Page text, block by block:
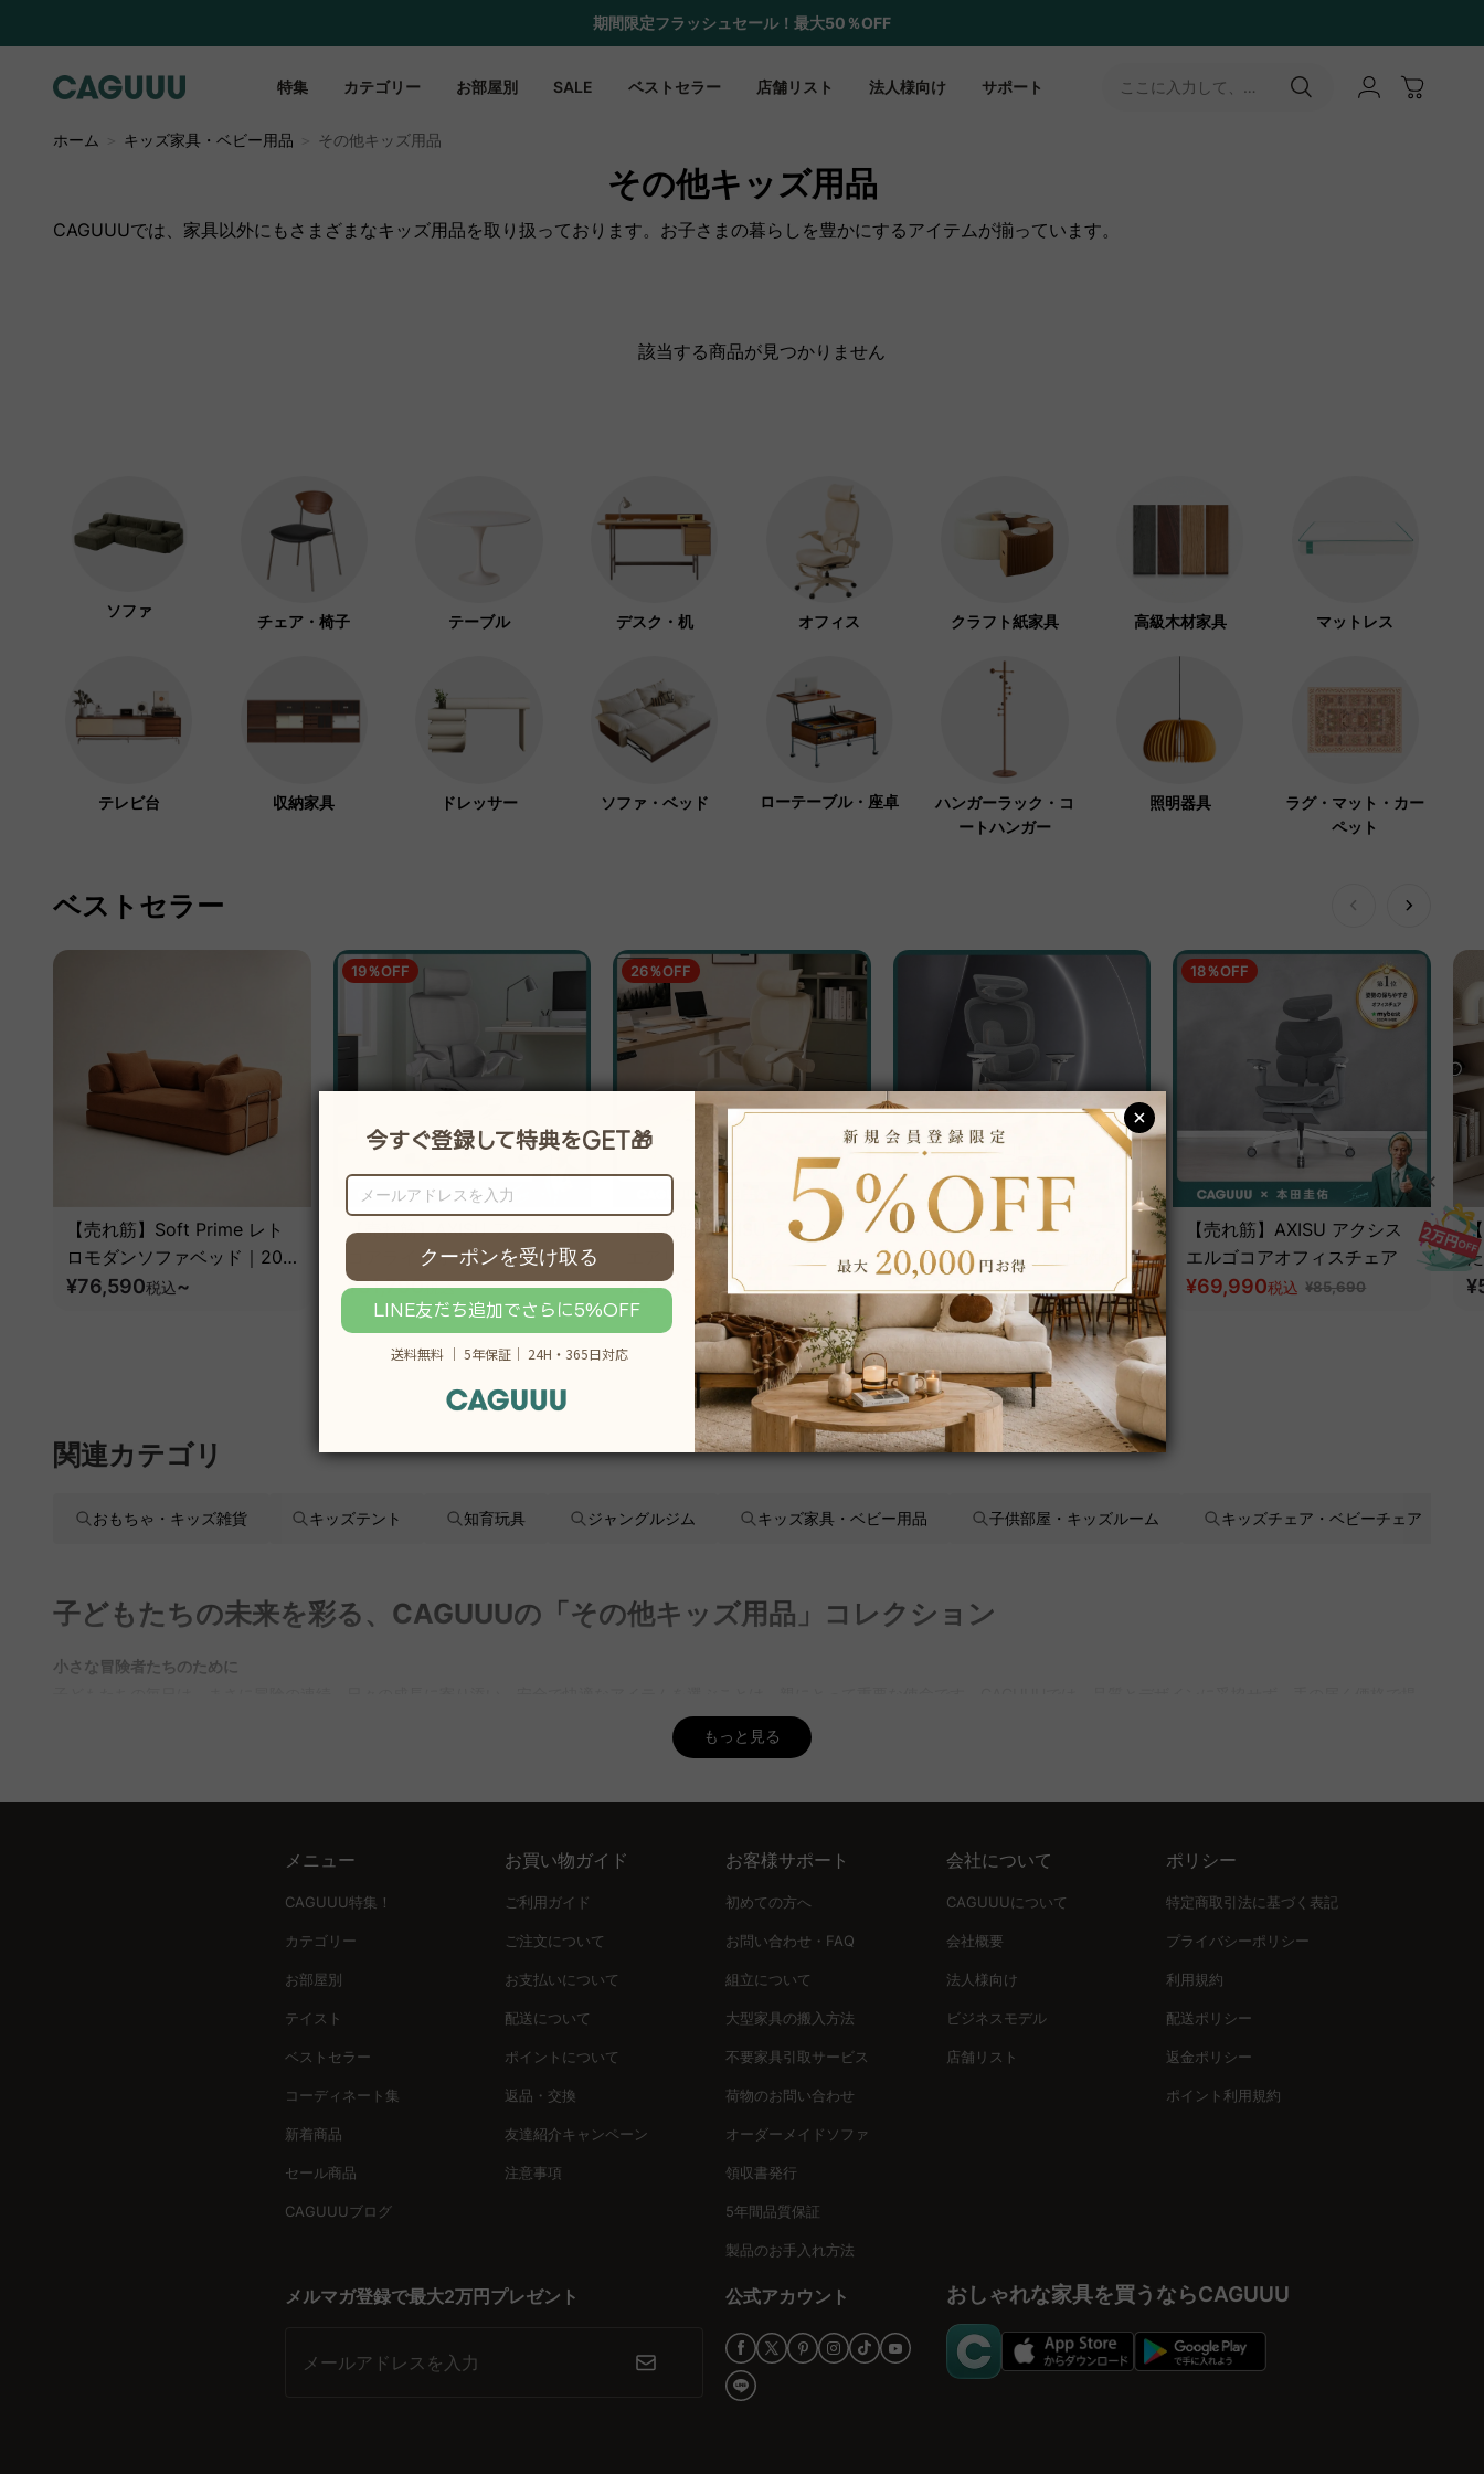
期間限定フラッシュセール！最大50％OFF
特集 カテゴリー お部屋別 SALE ベストセラー 店舗リスト 法人様向け サポート
ここに入力して、
ホーム
キッズ家具・ベビー用品 その他キッズ用品
その他キッズ用品
CAGUUUでは、家具以外にもさまざまなキッズ用品を取り扱っております。お子さまの暮らしを豊かにするアイテムが揃っています。
該当する商品が見つかりません
ソファ
チェア・椅子 テーブル デスク・机 オフィス クラフト紙家具 高級木材家具 マットレス
テレビ台 収納家具 ドレッサー ソファ・ベッド ローテーブル・座卓
ハンガーラック・コ
ートハンガー
照明器具
ラグ・マット・カー
ペット
ベストセラー
【売れ筋】Soft Prime レト
ロモダンソファベッド｜20
色以上から選べるコーデュロ
¥76,590税込~
19％OFF
【売れ筋】AXISU アクシス
コアライトオフィスチェア
¥31,790税込 ¥39,290
26％OFF
【売れ筋】AXISU アクシス
エアリーライトオフィスチェ
ア
¥24,990 税込~ ¥33,990
AXISU アクシスエルゴフラ
イオフィスチェア｜圧倒的な
追従機能とフルサポート構造
¥52,800税込
18％OFF
【売れ筋】AXISU アクシス
エルゴコアオフィスチェア
¥69,990税込 ¥85,690
関連カテゴリ
おもちゃ・キッズ雑貨 キッズテント 知育玩具 ジャングルジム キッズ家具・ベビー用品 子供部屋・キッズルーム キッズチェア・ベビーチェア
子どもたちの未来を彩る、CAGUUUの「その他キッズ用品」コレクション
小さな冒険者たちのために
供することで、皆様の心配を解消します。どんな成長段階であっても、最適な選択ができるようにサポートします。
CAGUUUは、5年間の品質保証と1,000件以上の高評価レビューを誇りに、皆様に安心してご利用いただける商品を提供しています。安全性と快適性を兼ね備えたアイテムを通じて、子どもたちの成
あなたの子どもにぴったりな選択を
変えるアイデアを提供し、親子の絆を深めるお手伝いをします。
CAGUUUのその他キッズ用品は、長く使える品質とデザインを兼ね備えており、長期的なコストパフォーマンスを実現します。丈夫で安全性の高い、子どもたちが安心して使えるキッズ用品を取り
揃えております。ぜひ子どもの未来を、CAGUUUとともに描きましょう！
もっと見る
メニュー
CAGUUU特集！
カテゴリー
お部屋別
テイスト
ベストセラー
コーディネート集
新着商品
セール商品
CAGUUUブログ
お買い物ガイド
ご利用ガイド
ご注文について
お支払いについて
配送について
ポイントについて
返品・交換
友達紹介キャンペーン
注意事項
お客様サポート
初めての方へ
お問い合わせ・FAQ
組立について
大型家具の搬入方法
不要家具引取サービス
荷物のお問い合わせ
オーダーメイドソファ
領収書発行
5年間品質保証
製品のお手入れ方法
会社について
CAGUUUについて
会社概要
法人様向け
ビジネスモデル
店舗リスト
ポリシー
特定商取引法に基づく表記
プライバシーポリシー
利用規約
配送ポリシー
返金ポリシー
ポイント利用規約
メルマガ登録で最大2万円プレゼント
メールアドレスを入力
公式アカウント おしゃれな家具を買うならCAGUUU